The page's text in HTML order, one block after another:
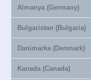
Almanya (Germany)
Bulgaristan (Bulgaria)
Danimarka (Denmark)
Kanada (Canada)